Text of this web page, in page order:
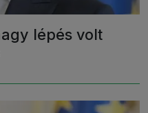
lépés volt